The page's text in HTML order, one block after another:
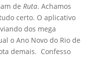
de Ruta. Achamos
certo. O aplicativo
dos mega
o Ano Novo do Rio de
demais. Confesso